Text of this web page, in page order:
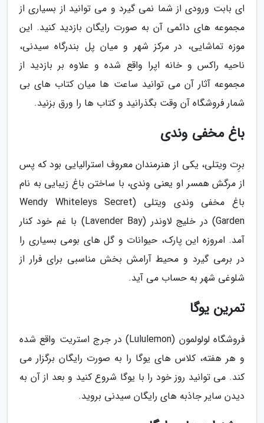
ای بابت ورودی از شما نمی گیرد و می توانید از بسیاری از
مجموعه های دائمی آن به صورت رایگان بازدید کنید. این
موزه تماشایی، در مرکز شهر و میان پل بندرگاه سیدنی،
ناحیه راکس و خانه اپرا واقع شده و علاوه بر بازدید از
مجموعه آثار آن می توانید ساعت ها میان کتاب های بی
شمار فروشگاه آن وقت بگذرانید و کتاب ها را ورق بزنید.
باغ مخفی وندی
برِت ویتلی، یکی از هنرمندان معروف استرالیایی بود که پس
از مرگش همسر او یعنی وِندی، با ساختن باغ زیبایی به نام
باغ مخفی وندی ویتلی (Wendy Whiteleys Secret
Garden) در خلیج لاوندر (Lavender Bay) با غم خود کنار
آمد. امروزه این پارک، حیوانات و گل های بومی بسیاری را
در برمی گیرد و محیط آرامش بخش مناسبی برای فرار از
شلوغی شهر به حساب می آید.
تمرین یوگا
فروشگاه لولولمون (Lululemon) در جرج استریت واقع شده
و هر هفته، کلاس های یوگا را به صورت رایگان برگزار می
کند. می توانید روز خود را با یوگا شروع کنید و بعد از آن به
دیدن سایر جاذبه های رایگان سیدنی بروید.